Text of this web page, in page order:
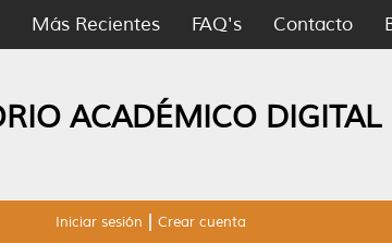
Más Recientes FAQ's Contacto
ACADÉMICO DIGITAL
Iniciar sesión Crear cuenta